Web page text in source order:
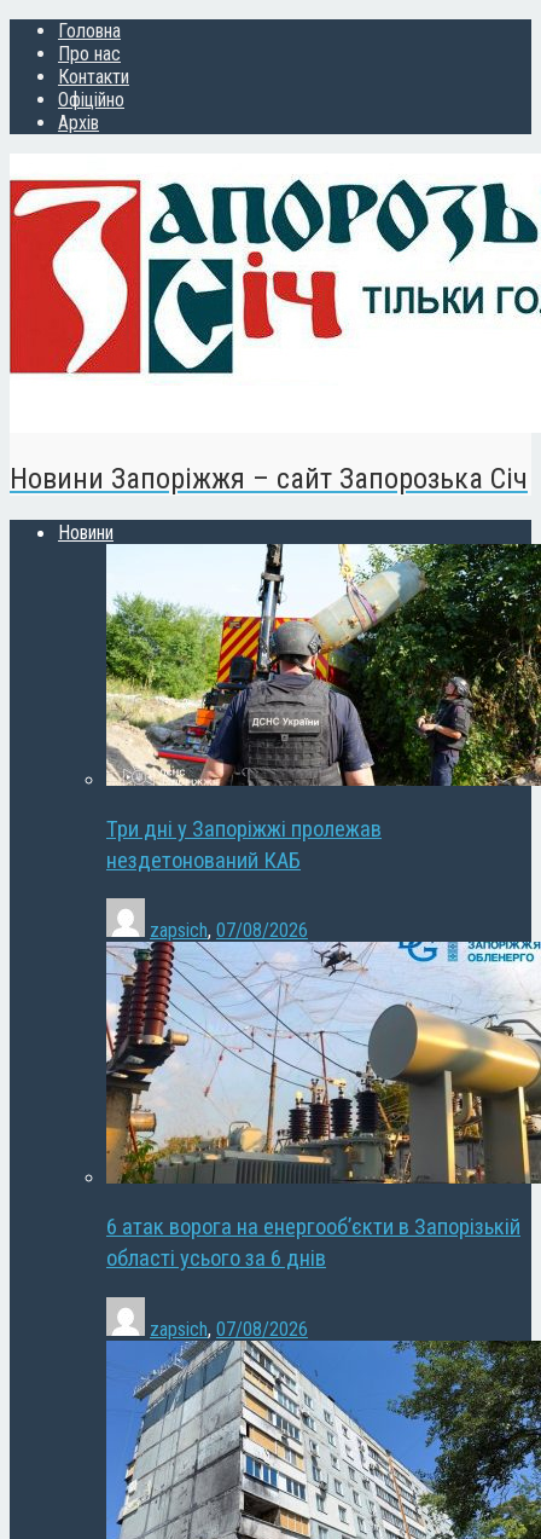
Головна
Про нас
Контакти
Офіційно
Архів
Новини Запоріжжя – сайт Запорозька Січ
Новини
Три дні у Запоріжжі пролежав
нездетонований КАБ
zapsich, 07/08/2026
6 атак ворога на енергооб’єкти в Запорізькій
області усього за 6 днів
zapsich, 07/08/2026